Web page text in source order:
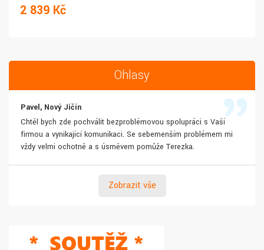
2 839 Kč
Ohlasy
Pavel, Nový Jičín
Chtěl bych zde pochválit bezproblémovou spolupráci s Vaší
firmou a vynikající komunikaci. Se sebemenším problémem mi
vždy velmi ochotně a s úsměvem pomůže Terezka.
Zobrazit vše